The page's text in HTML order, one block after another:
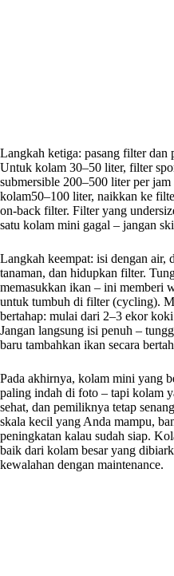
Langkah ketiga: pasang filter dan
Untuk kolam 30–50 liter, filter
submersible 200–500 liter per
kolam50–100 liter, naikkan ke
on-back filter. Filter yang
satu kolam mini gagal – jangan
Langkah keempat: isi dengan air,
tanaman, dan hidupkan filter.
memasukkan ikan – ini memberi
untuk tumbuh di filter (cycling).
bertahap: mulai dari 2–3 ekor
Jangan langsung isi penuh –
baru tambahkan ikan secara
Pada akhirnya, kolam mini yang
paling indah di foto – tapi kolam
sehat, dan pemiliknya tetap
skala kecil yang Anda mampu,
peningkatan kalau sudah siap.
baik dari kolam besar yang
kewalahan dengan maintenance.